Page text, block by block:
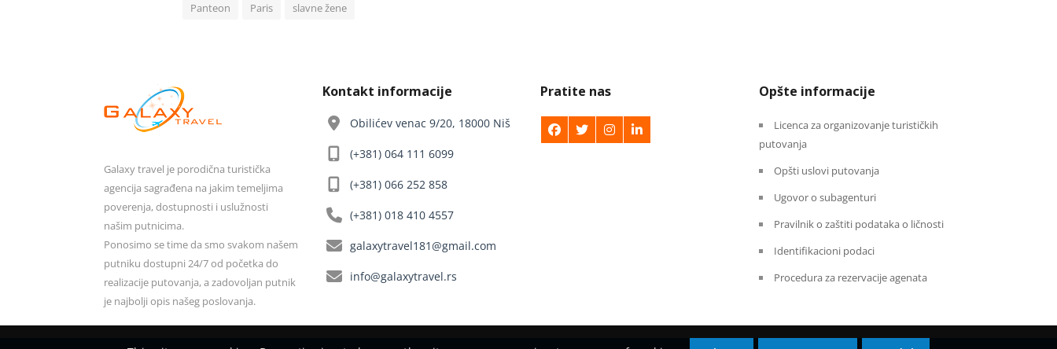
Panteon
Paris slavne žene
Galaxy travel je porodična turistička
agencija sagrađena na jakim temeljima
poverenja, dostupnosti i uslužnosti
našim putnicima.
Ponosimo se time da smo svakom našem
putniku dostupni 24/7 od početka do
realizacije putovanja, a zadovoljan putnik
je najbolji opis našeg poslovanja.
Kontakt informacije
Obilićev venac 9/20, 18000 Niš
(+381) 064 111 6099
(+381) 066 252 858
(+381) 018 410 4557
galaxytravel181@gmail.com
info@galaxytravel.rs
Pratite nas Opšte informacije
Licenca za organizovanje turističkih
putovanja
Opšti uslovi putovanja
Ugovor o subagenturi
Pravilnik o zaštiti podataka o ličnosti
Identifikacioni podaci
Procedura za rezervacije agenata